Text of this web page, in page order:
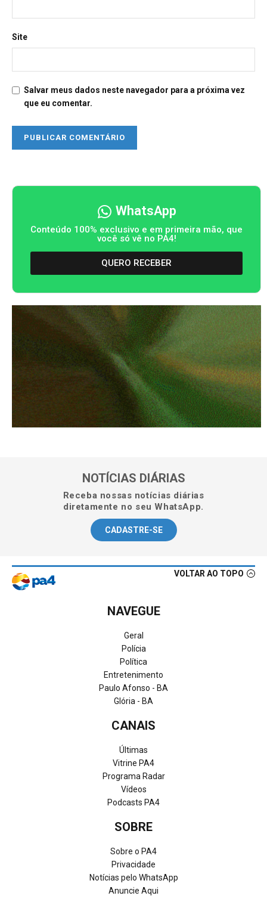
Site
Salvar meus dados neste navegador para a próxima vez
que eu comentar.
WhatsApp
Conteúdo 100% exclusivo e em primeira mão, que
você só vê no PA4!
QUERO RECEBER
NOTÍCIAS DIÁRIAS
Receba nossas notícias diárias
diretamente no seu WhatsApp.
CADASTRE-SE
VOLTAR AO TOPO
NAVEGUE
Geral
Polícia
Política
Entretenimento
Paulo Afonso - BA
Glória - BA
CANAIS
Últimas
Vitrine PA4
Programa Radar
Vídeos
Podcasts PA4
SOBRE
Sobre o PA4
Privacidade
Notícias pelo WhatsApp
Anuncie Aqui